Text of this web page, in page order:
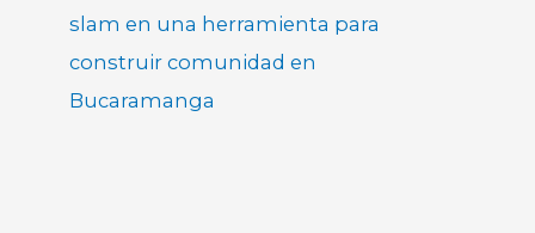
slam en una herramienta para
construir comunidad en
Bucaramanga